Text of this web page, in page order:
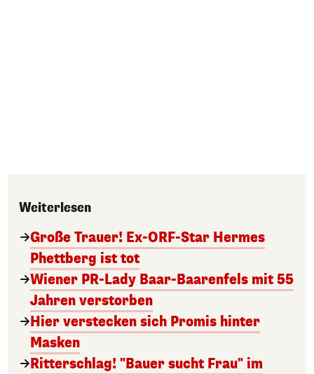
Weiterlesen
Große Trauer! Ex-ORF-Star Hermes
Phettberg ist tot
Wiener PR-Lady Baar-Baarenfels mit 55
Jahren verstorben
Hier verstecken sich Promis hinter
Masken
Ritterschlag! "Bauer sucht Frau" im